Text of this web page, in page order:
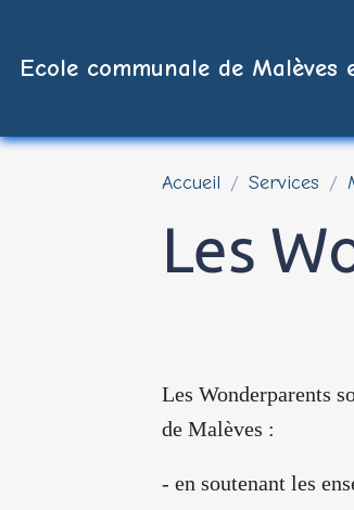
Ecole communale de Malèves
Accueil Services
Les
Les​ ​Wonderparents​
de Malèves :
- en soutenant les